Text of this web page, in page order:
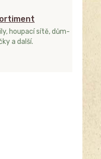
houpací sítě, dům-
a další.